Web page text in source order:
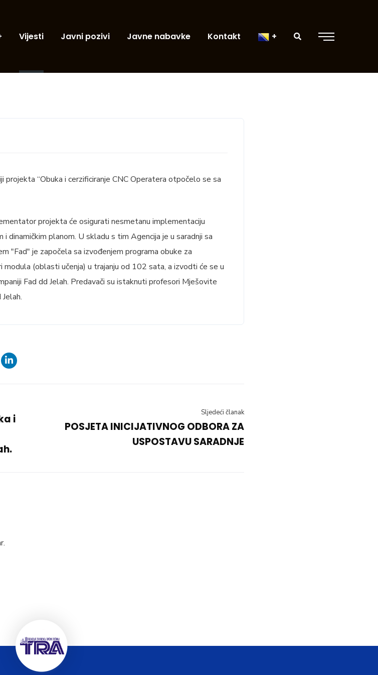
Vijesti Javni pozivi Javne nabavke Kontakt
projekta “Obuka i cerzificiranje CNC Operatera otpočelo se sa
projekta će osigurati nesmetanu implementaciju
dinamičkim planom. U skladu s tim Agencija je u saradnji sa
"Fad" je započela sa izvođenjem programa obuke za
(oblasti učenja) u trajanju od 102 sata, a izvodti će se u
Fad dd Jelah. Predavači su istaknuti profesori Mješovite
i
Sljedeći članak
POSJETA INICIJATIVNOG ODBORA ZA
USPOSTAVU SARADNJE